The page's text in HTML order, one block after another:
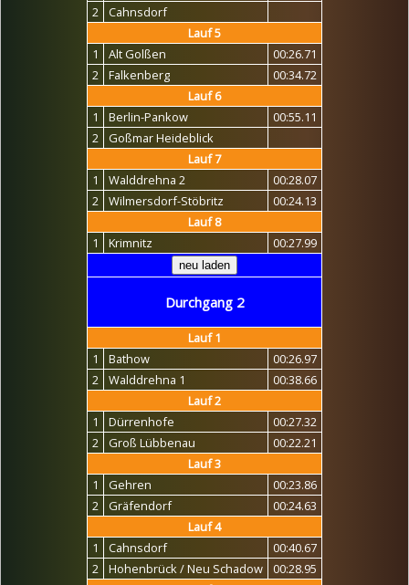
2
Cahnsdorf
Lauf 5
1
Alt Golßen
00:26.71
2
Falkenberg
00:34.72
Lauf 6
1
Berlin-Pankow
00:55.11
2
Goßmar Heideblick
Lauf 7
1
Walddrehna 2
00:28.07
2
Wilmersdorf-Stöbritz
00:24.13
Lauf 8
1
Krimnitz 00:27.99
Durchgang 2
Lauf 1
1
Bathow
00:26.97
2
Walddrehna 1
00:38.66
Lauf 2
1
Dürrenhofe
00:27.32
2
Groß Lübbenau
00:22.21
Lauf 3
1
Gehren
00:23.86
2
Gräfendorf
00:24.63
Lauf 4
1
Cahnsdorf
00:40.67
2
Hohenbrück / Neu Schadow
00:28.95